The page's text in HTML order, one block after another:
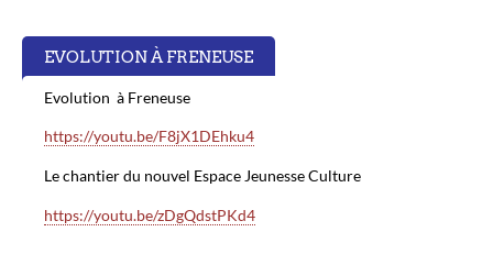
EVOLUTION À FRENEUSE
Evolution à Freneuse
https://youtu.be/F8jX1DEhku4
Le chantier du nouvel Espace Jeunesse Culture
https://youtu.be/zDgQdstPKd4